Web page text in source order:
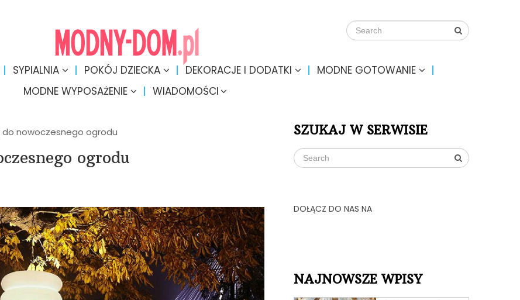
SYPIALNIA POKÓJ DZIECKA DEKORACJE I DODATKI
MODNE GOTOWANIE
MODNE WYPOSAŻENIE
WIADOMOŚCI
do nowoczesnego ogrodu
ogrodu
SZUKAJ W SERWISIE
DOŁĄCZ DO NAS NA
NAJNOWSZE WPISY